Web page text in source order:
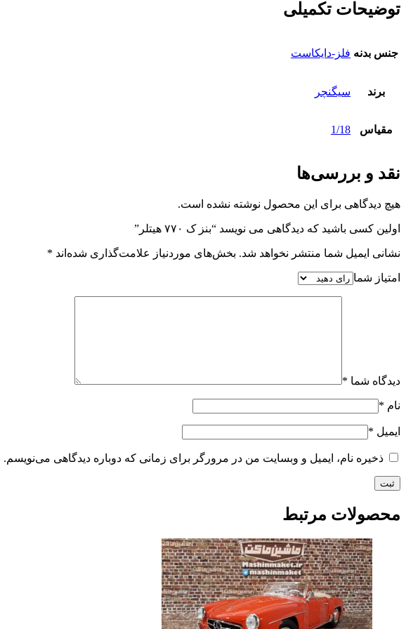
توضیحات تکمیلی
جنس بدنه فلز-دایکاست
برند سیگنچر
مقیاس 1/18
نقد و بررسی‌ها
هیچ دیدگاهی برای این محصول نوشته نشده است.
اولین کسی باشید که دیدگاهی می نویسد “بنز ک ۷۷۰ هیتلر”
نشانی ایمیل شما منتشر نخواهد شد. بخش‌های موردنیاز علامت‌گذاری شده‌اند *
امتیاز شما
دیدگاه شما *
نام *
ایمیل *
ذخیره نام، ایمیل و وبسایت من در مرورگر برای زمانی که دوباره دیدگاهی می‌نویسم.
محصولات مرتبط